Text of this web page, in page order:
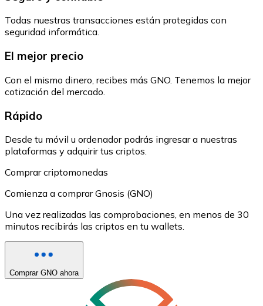
Todas nuestras transacciones están protegidas con
seguridad informática.
El mejor precio
Con el mismo dinero, recibes más GNO. Tenemos la mejor
cotización del mercado.
Rápido
Desde tu móvil u ordenador podrás ingresar a nuestras
plataformas y adquirir tus criptos.
Comprar criptomonedas
Comienza a comprar Gnosis (GNO)
Una vez realizadas las comprobaciones, en menos de 30
minutos recibirás las criptos en tu wallets.
Comprar GNO ahora